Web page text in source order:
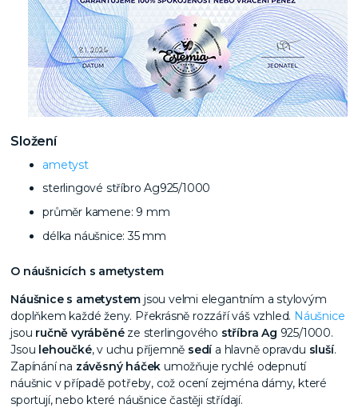
Složení
ametyst
sterlingové stříbro Ag925/1000
průměr kamene: 9 mm
délka náušnice: 35 mm
O náušnicích s ametystem
Náušnice s ametystem jsou velmi elegantním a stylovým
doplňkem každé ženy. Překrásně rozzáří váš vzhled. Náušnice
jsou ručně vyráběnéze sterlingového stříbra Ag 925/1000.
Jsou lehoučké, v uchu příjemně sedía hlavně opravdu sluší.
Zapínání na závěsný háček umožňuje rychlé odepnutí
náušnic v případě potřeby, což ocení zejména dámy, které
sportují, nebo které náušnice častěji střídají.